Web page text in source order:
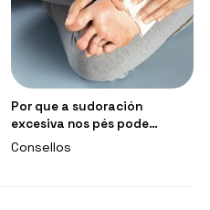
Por que a sudoración
excesiva nos pés pode
causar problemas de saúde?
Consellos